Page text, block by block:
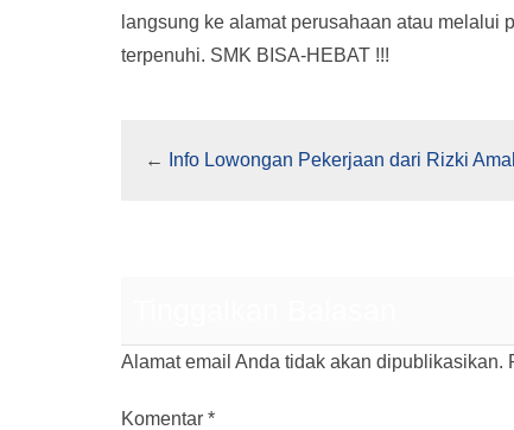
langsung ke alamat perusahaan atau melalui
terpenuhi. SMK BISA-HEBAT !!!
← Info Lowongan Pekerjaan dari Rizki
Alamat email Anda tidak akan dipublikasikan.
Komentar *